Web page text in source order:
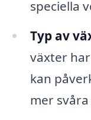
speciella
Typ av
växter
kan
mer